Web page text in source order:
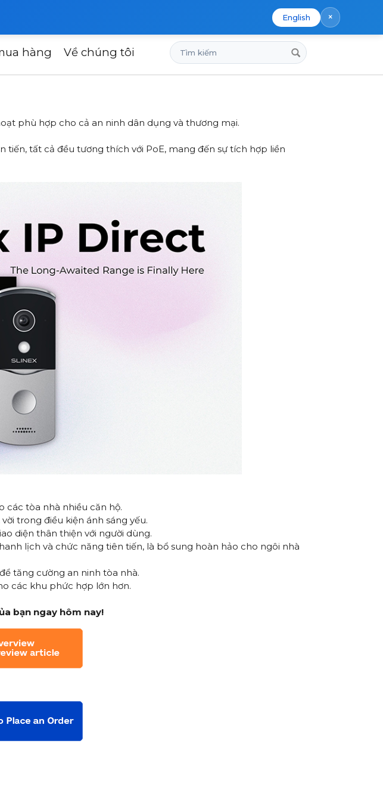
English ×
hàng Về chúng tôi
Tìm
kiếm
phù hợp cho cả an ninh dân dụng và thương mại.
tất cả đều tương thích với PoE, mang đến sự tích hợp liền
các tòa nhà nhiều căn hộ.
trong điều kiện ánh sáng yếu.
diện thân thiện với người dùng.
lịch và chức năng tiên tiến, là bổ sung hoàn hảo cho ngôi nhà
tăng cường an ninh tòa nhà.
các khu phức hợp lớn hơn.
bạn ngay hôm nay!